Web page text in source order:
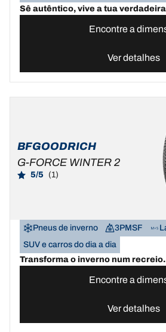
Sê autêntico, vive a tua
Encontre a
Ver detalhes
BFGOODRICH
G-FORCE WINTER 2
5/5 (1)
Pneus de inverno 3PMSF
SUV e carros do dia a dia
Transforma o inverno num recreio.
Encontre a
Ver detalhes